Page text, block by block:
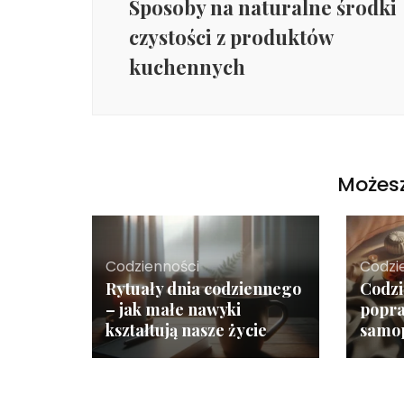
Sposoby na naturalne środki
czystości z produktów
kuchennych
Codzienności
Rytuały dnia codziennego
– jak małe nawyki
kształtują nasze życie